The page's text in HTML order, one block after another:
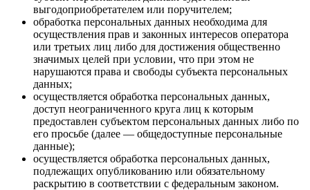
выгодоприобретателем или поручителем;
обработка персональных данных необходима для
осуществления прав и законных интересов оператора
или третьих лиц либо для достижения общественно
значимых целей при условии, что при этом не
нарушаются права и свободы субъекта персональных
данных;
осуществляется обработка персональных данных,
доступ неограниченного круга лиц к которым
предоставлен субъектом персональных данных либо по
его просьбе (далее — общедоступные персональные
данные);
осуществляется обработка персональных данных,
подлежащих опубликованию или обязательному
раскрытию в соответствии с федеральным законом.